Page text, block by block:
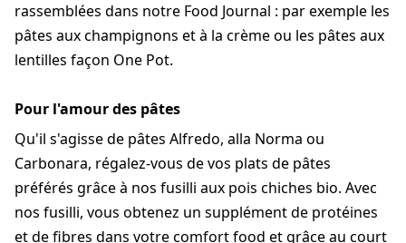
rassemblées dans notre Food Journal : par exemple les
pâtes aux champignons et à la crème ou les pâtes aux
lentilles façon One Pot.
Pour l'amour des pâtes
Qu'il s'agisse de pâtes Alfredo, alla Norma ou
Carbonara, régalez-vous de vos plats de pâtes
préférés grâce à nos fusilli aux pois chiches bio. Avec
nos fusilli, vous obtenez un supplément de protéines
et de fibres dans votre comfort food et grâce au court